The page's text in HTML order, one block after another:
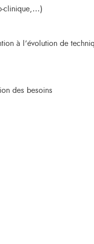
clinique,…)
à l’évolution de
des besoins